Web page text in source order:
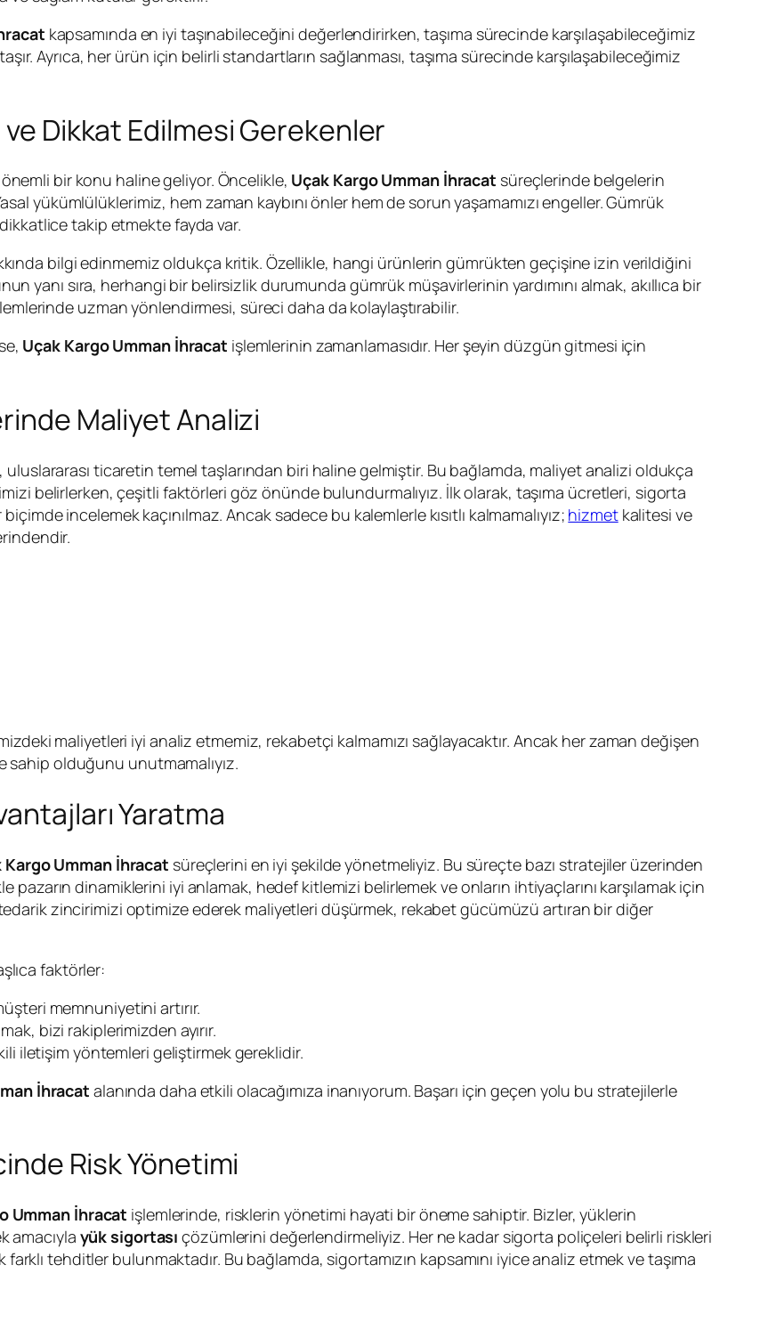
kapsamında en iyi taşınabileceğini değerlendirirken, taşıma sürecinde karşılaşabileceğimiz
Ayrıca, her ürün için belirli standartların sağlanması, taşıma sürecinde karşılaşabileceğimiz
Dikkat Edilmesi Gerekenler
bir konu haline geliyor. Öncelikle, Uçak Kargo Umman İhracat süreçlerinde belgelerin
yükümlülüklerimiz, hem zaman kaybını önler hem de sorun yaşamamızı engeller. Gümrük
dikkatlice takip etmekte fayda var.
bilgi edinmemiz oldukça kritik. Özellikle, hangi ürünlerin gümrükten geçişine izin verildiğini
yanı sıra, herhangi bir belirsizlik durumunda gümrük müşavirlerinin yardımını almak, akıllıca bir
uzman yönlendirmesi, süreci daha da kolaylaştırabilir.
Uçak Kargo Umman İhracat işlemlerinin zamanlamasıdır. Her şeyin düzgün gitmesi için
Maliyet Analizi
uluslararası ticaretin temel taşlarından biri haline gelmiştir. Bu bağlamda, maliyet analizi oldukça
belirlerken, çeşitli faktörleri göz önünde bulundurmalıyız. İlk olarak, taşıma ücretleri, sigorta
incelemek kaçınılmaz. Ancak sadece bu kalemlerle kısıtlı kalmamalıyız; hizmetkalitesi ve
maliyetleri iyi analiz etmemiz, rekabetçi kalmamızı sağlayacaktır. Ancak her zaman değişen
sahip olduğunu unutmamalıyız.
Yaratma
Kargo Umman İhracat süreçlerini en iyi şekilde yönetmeliyiz. Bu süreçte bazı stratejiler üzerinden
dinamiklerini iyi anlamak, hedef kitlemizi belirlemek ve onların ihtiyaçlarını karşılamak için
zincirimizi optimize ederek maliyetleri düşürmek, rekabet gücümüzü artıran bir diğer
faktörler:
memnuniyetini artırır.
bizi rakiplerimizden ayırır.
iletişim yöntemleri geliştirmek gereklidir.
İhracat alanında daha etkili olacağımıza inanıyorum. Başarı için geçen yolu bu stratejilerle
Risk Yönetimi
Umman İhracat işlemlerinde, risklerin yönetimi hayati bir öneme sahiptir. Bizler, yüklerin
amacıyla yük sigortası çözümlerini değerlendirmeliyiz. Her ne kadar sigorta poliçeleri belirli riskleri
farklı tehditler bulunmaktadır. Bu bağlamda, sigortamızın kapsamını iyice analiz etmek ve taşıma